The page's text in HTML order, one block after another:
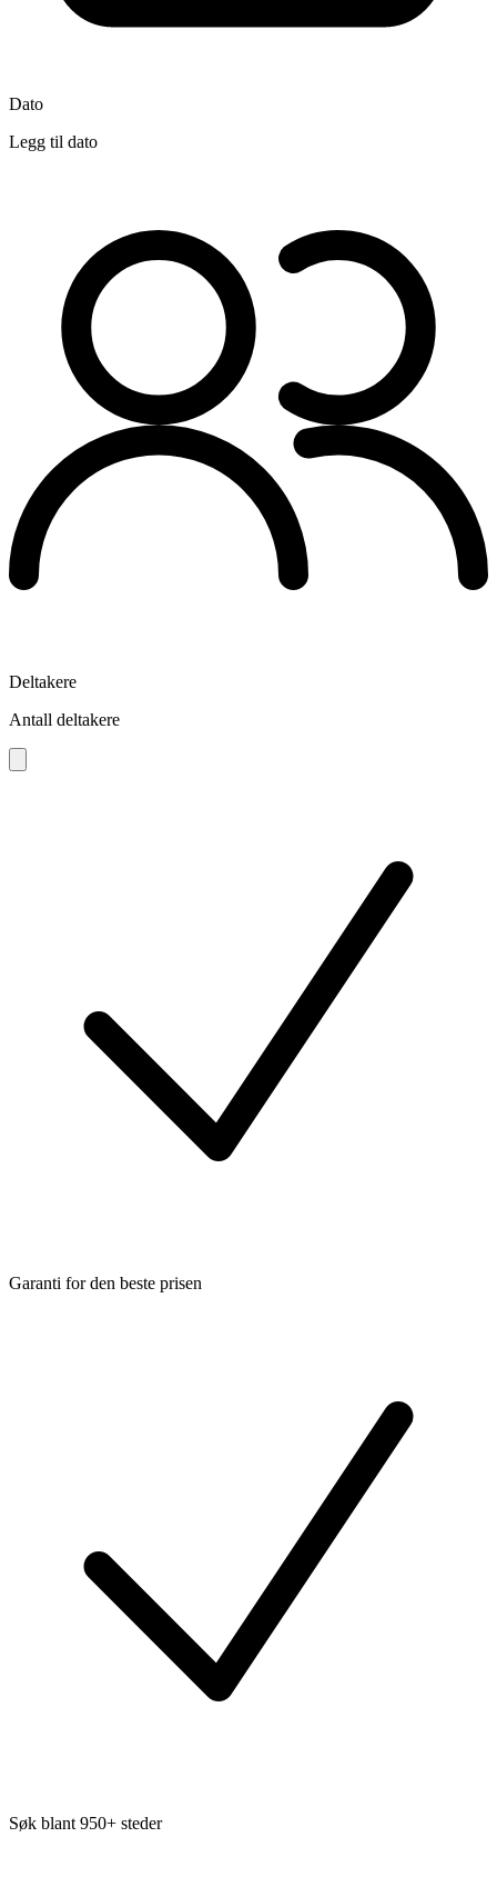
Dato
Legg til dato
Deltakere
Antall deltakere
Garanti for den beste prisen
Søk blant 950+ steder